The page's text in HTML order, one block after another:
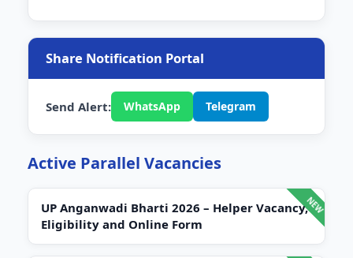
Share Notification Portal
Send Alert: WhatsApp Telegram
Active Parallel Vacancies
UP Anganwadi Bharti 2026 – Helper Vacancy,
Eligibility and Online Form